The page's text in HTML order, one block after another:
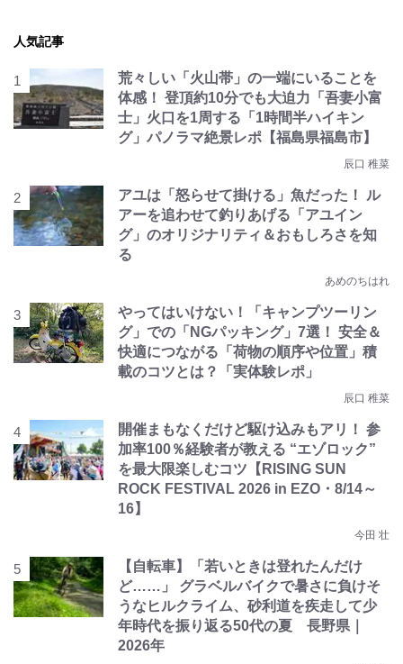
人気記事
荒々しい「火山帯」の一端にいることを
体感！ 登頂約10分でも大迫力「吾妻小富
士」火口を1周する「1時間半ハイキン
グ」パノラマ絶景レポ【福島県福島市】
辰口 稚菜
アユは「怒らせて掛ける」魚だった！ ル
アーを追わせて釣りあげる「アユイン
グ」のオリジナリティ＆おもしろさを知
る
あめのちはれ
やってはいけない！「キャンプツーリン
グ」での「NGパッキング」7選！ 安全＆
快適につながる「荷物の順序や位置」積
載のコツとは？「実体験レポ」
辰口 稚菜
開催まもなくだけど駆け込みもアリ！ 参
加率100％経験者が教える “エゾロック”
を最大限楽しむコツ【RISING SUN
ROCK FESTIVAL 2026 in EZO・8/14～
16】
今田 壮
【自転車】「若いときは登れたんだけ
ど……」 グラベルバイクで暑さに負けそ
うなヒルクライム、砂利道を疾走して少
年時代を振り返る50代の夏 長野県｜
2026年